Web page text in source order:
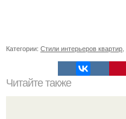
Категории: Стили интерьеров квартир
Читайте также